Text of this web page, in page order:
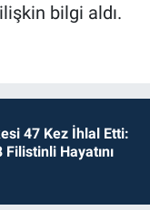
bilgi aldı.
47 Kez İhlal Etti:
Filistinli Hayatını